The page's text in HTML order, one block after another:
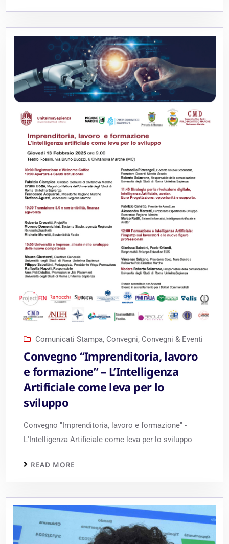
Comunicati Stampa, Convegni, Convegni & Eventi
Convegno “Imprenditoria, lavoro
e formazione” – L’Intelligenza
Artificiale come leva per lo
sviluppo
Convegno "Imprenditoria, lavoro e formazione" -
L'Intelligenza Artificiale come leva per lo sviluppo
READ MORE